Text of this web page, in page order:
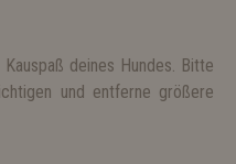
deines Hundes. Bitte
und entferne größere